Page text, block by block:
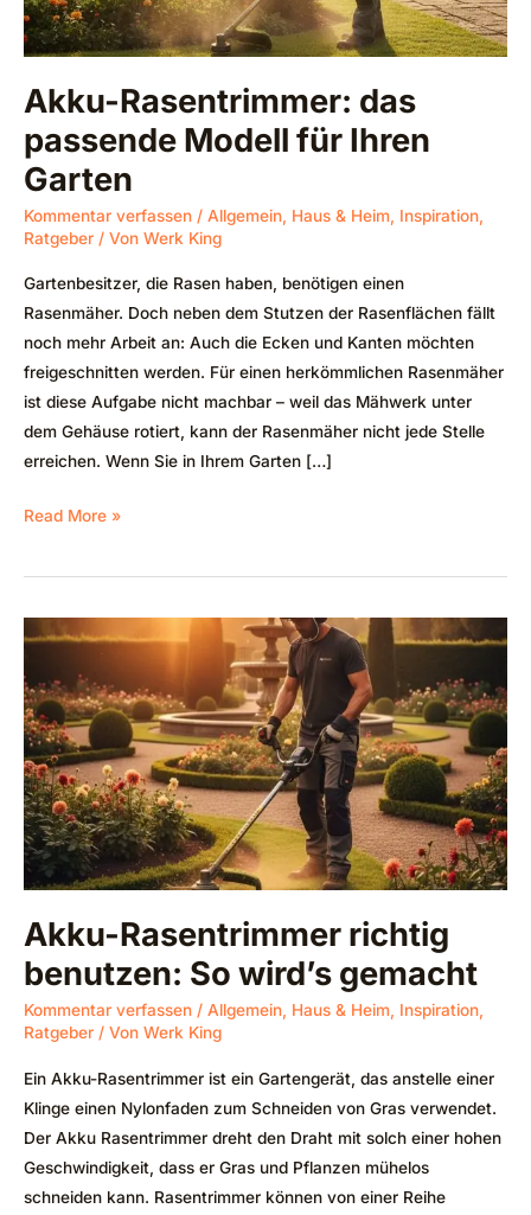
Akku-Rasentrimmer: das
passende Modell für Ihren
Garten
Kommentar verfassen / Allgemein Haus & Heim Inspiration
Ratgeber / Von Werk King
Gartenbesitzer, die Rasen haben, benötigen einen
Rasenmäher. Doch neben dem Stutzen der Rasenflächen fällt
noch mehr Arbeit an: Auch die Ecken und Kanten möchten
freigeschnitten werden. Für einen herkömmlichen Rasenmäher
ist diese Aufgabe nicht machbar – weil das Mähwerk unter
dem Gehäuse rotiert, kann der Rasenmäher nicht jede Stelle
erreichen. Wenn Sie in Ihrem Garten […]
Garten
Read More »
Akku-Rasentrimmer richtig
benutzen: So wird’s gemacht
Kommentar verfassen / Allgemein, Haus & Heim, Inspiration,
Ratgeber / Von Werk King
Ein Akku-Rasentrimmer ist ein Gartengerät, das anstelle einer
Klinge einen Nylonfaden zum Schneiden von Gras verwendet.
Der Akku Rasentrimmer dreht den Draht mit solch einer hohen
Geschwindigkeit, dass er Gras und Pflanzen mühelos
schneiden kann. Rasentrimmer können von einer Reihe
Akku-
richtig
benutzen:
So
wird’s
gemacht